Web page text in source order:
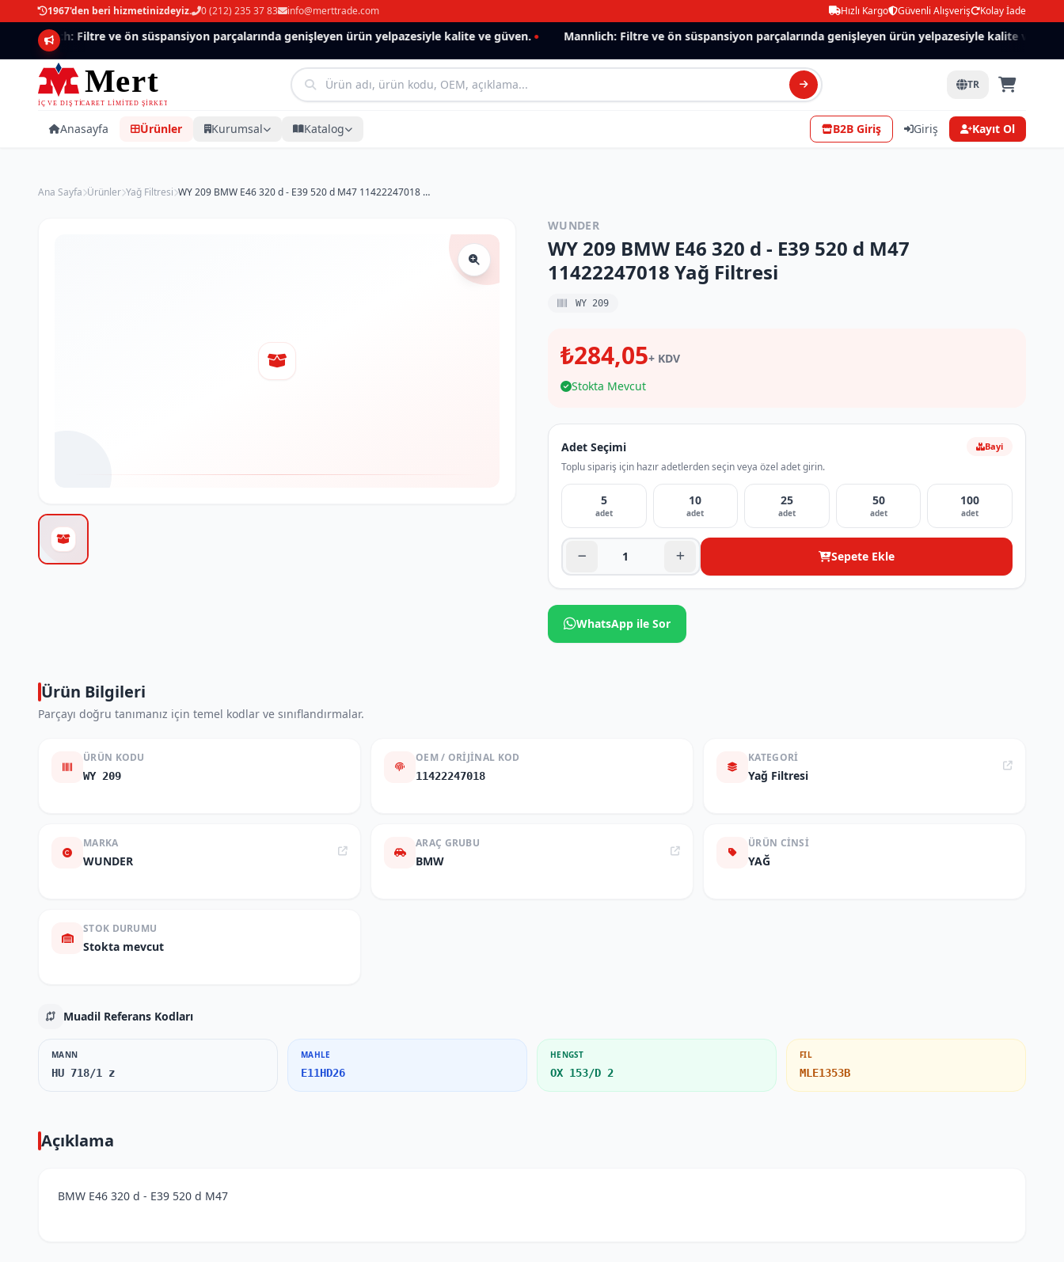
1967'den beri hizmetinizdeyiz. 0 (212) 235 37 83 info@merttrade.com Hızlı Kargo Güvenli Alışveriş Kolay İade
Mannlich: Filtre ve ön süspansiyon parçalarında genişleyen ürün yelpazesiyle kalite ve güven. Mannlich: Filtre ve ön süspansiyon parçalarında genişleyen ürün yelpazesiyle kalite ve güven.
TR
Anasayfa Ürünler Kurumsal Katalog B2B Giriş Giriş Kayıt Ol
Ana Sayfa Ürünler Yağ Filtresi WY 209 BMW E46 320 d - E39 520 d M47 11422247018 Yağ Filtresi
WUNDER
WY 209 BMW E46 320 d - E39 520 d M47
11422247018 Yağ Filtresi
WY 209
₺284,05+ KDV
Stokta Mevcut
Adet Seçimi
Toplu sipariş için hazır adetlerden seçin veya özel adet girin.
Bayi
5
adet
10
adet
25
adet
50
adet
100
adet
Sepete Ekle
WhatsApp ile Sor
Ürün Bilgileri
Parçayı doğru tanımanız için temel kodlar ve sınıflandırmalar.
ÜRÜN KODU
WY 209
OEM / ORIJINAL KOD
11422247018
KATEGORI
Yağ Filtresi
MARKA
WUNDER
ARAÇ GRUBU
BMW
ÜRÜN CINSI
YAĞ
STOK DURUMU
Stokta mevcut
Muadil Referans Kodları
MANN
HU 718/1 z
MAHLE
E11HD26
HENGST
OX 153/D 2
FIL
MLE1353B
Açıklama
BMW E46 320 d - E39 520 d M47